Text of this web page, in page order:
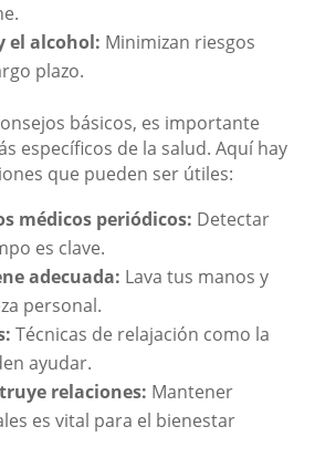
el alcohol: Minimizan riesgos
plazo.
básicos, es importante
específicos de la salud. Aquí hay
que pueden ser útiles:
médicos periódicos: Detectar
es clave.
adecuada: Lava tus manos y
personal.
Técnicas de relajación como la
ayudar.
relaciones: Mantener
es vital para el bienestar